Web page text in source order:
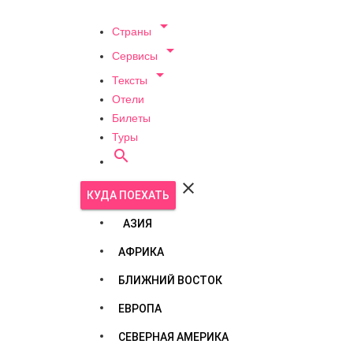
Страны 
Сервисы 
Тексты 
Отели
Билеты
Туры

КУДА ПОЕХАТЬ 
АЗИЯ
АФРИКА
БЛИЖНИЙ ВОСТОК
ЕВРОПА
СЕВЕРНАЯ АМЕРИКА